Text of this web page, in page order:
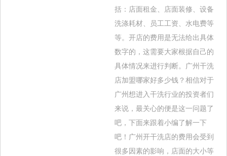
括：店面租金、店面装修、设备
洗涤耗材、员工工资、水电费等
等。开店的费用是无法给出具体
数字的，这需要大家根据自己的
具体情况来进行判断。广州干洗
店加盟哪家好多少钱？相信对于
广州想进入干洗行业的投资者们
来说，最关心的便是这一问题了
吧，下面来跟着小编了解一下
吧！广州开干洗店的费用会受到
很多因素的影响，店面的大小等